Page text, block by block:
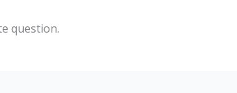
question.